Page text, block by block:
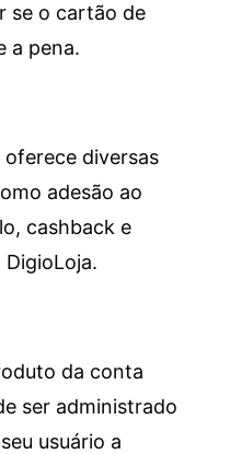
se o cartão de
a pena.
diversas
adesão ao
cashback e
da conta
ser administrado
usuário a